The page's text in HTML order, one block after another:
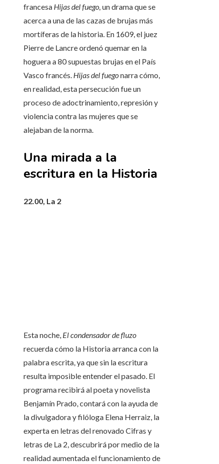
francesa Hijas del fuego, un drama que se
acerca a una de las cazas de brujas más
mortíferas de la historia. En 1609, el juez
Pierre de Lancre ordenó quemar en la
hoguera a 80 supuestas brujas en el País
Vasco francés. Hijas del fuegonarra cómo,
en realidad, esta persecución fue un
proceso de adoctrinamiento, represión y
violencia contra las mujeres que se
alejaban de la norma.
Una mirada a la
escritura en la Historia
22.00, La 2
Esta noche, El condensador de fluzo
recuerda cómo la Historia arranca con la
palabra escrita, ya que sin la escritura
resulta imposible entender el pasado. El
programa recibirá al poeta y novelista
Benjamín Prado, contará con la ayuda de
la divulgadora y filóloga Elena Herraiz, la
experta en letras del renovado Cifras y
letras de La 2, descubrirá por medio de la
realidad aumentada el funcionamiento de